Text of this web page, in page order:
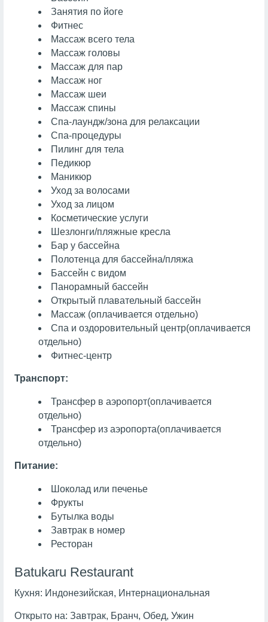
Занятия по йоге
Фитнес
Массаж всего тела
Массаж головы
Массаж для пар
Массаж ног
Массаж шеи
Массаж спины
Спа-лаундж/зона для релаксации
Спа-процедуры
Пилинг для тела
Педикюр
Маникюр
Уход за волосами
Уход за лицом
Косметические услуги
Шезлонги/пляжные кресла
Бар у бассейна
Полотенца для бассейна/пляжа
Бассейн с видом
Панорамный бассейн
Открытый плавательный бассейн
Массаж (оплачивается отдельно)
Спа и оздоровительный центр(оплачивается
отдельно)
Фитнес-центр
Транспорт:
Трансфер в аэропорт(оплачивается
отдельно)
Трансфер из аэропорта(оплачивается
отдельно)
Питание:
Шоколад или печенье
Фрукты
Бутылка воды
Завтрак в номер
Ресторан
Batukaru Restaurant
Кухня: Индонезийская, Интернациональная
Открыто на: Завтрак, Бранч, Обед, Ужин